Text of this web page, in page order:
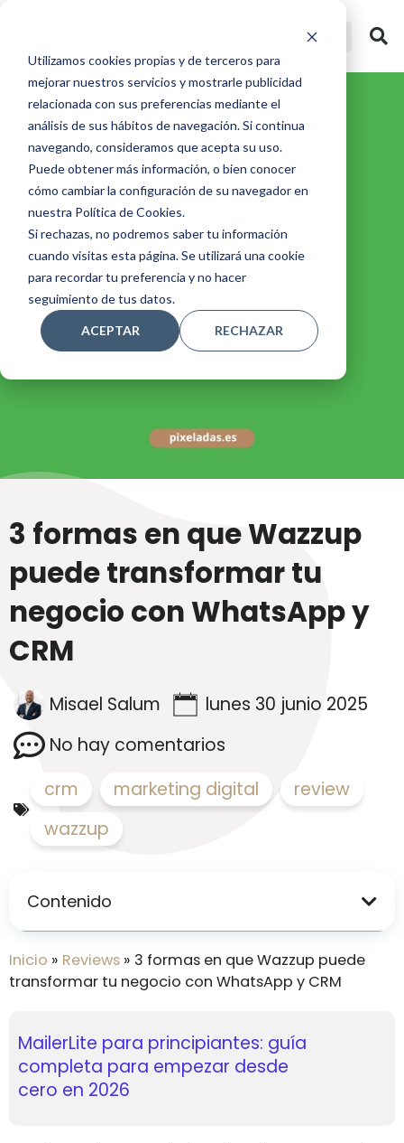
Utilizamos cookies propias y de terceros para
mejorar nuestros servicios y mostrarle publicidad
relacionada con sus preferencias mediante el
análisis de sus hábitos de navegación. Si continua
navegando, consideramos que acepta su uso.
Puede obtener más información, o bien conocer
cómo cambiar la configuración de su navegador en
nuestra Política de Cookies.
Si rechazas, no podremos saber tu información
cuando visitas esta página. Se utilizará una cookie
para recordar tu preferencia y no hacer
seguimiento de tus datos.
ACEPTAR RECHAZAR
3 formas en que Wazzup
puede transformar tu
negocio con WhatsApp y
CRM
Misael Salum
lunes 30 junio 2025
No hay comentarios
crm
marketing digital review
wazzup
Contenido
Inicio » Reviews » 3 formas en que Wazzup puede
transformar tu negocio con WhatsApp y CRM
SE Ranking y la Inteligencia
Automatización inteligente de
email marketing en 2026: cómo
usar MailerLite para escalar tu
negocio